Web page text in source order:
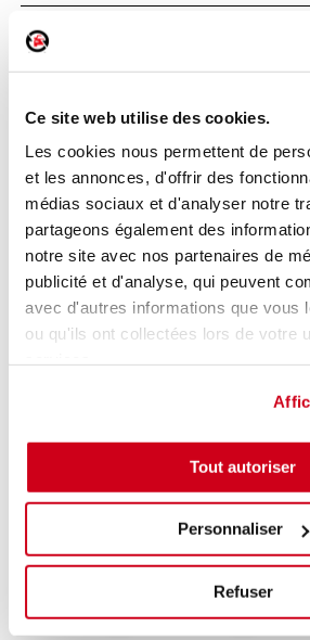
Ce site web utilise des cookies.
Les cookies nous permettent de
et les annonces, d'offrir des
médias sociaux et d'analyser notre
partageons également des
notre site avec nos partenaires de
publicité et d'analyse, qui peuvent
avec d'autres informations que vous
ou qu'ils ont collectées lors de votre
Tout autoriser
Personnaliser
Refuser
Poignée extérieure arrière gauche
Réf. constructeur :7701471883
201212
Modèle de provenance
Caractéristiques
En stock
AJOUTER AU PANIER